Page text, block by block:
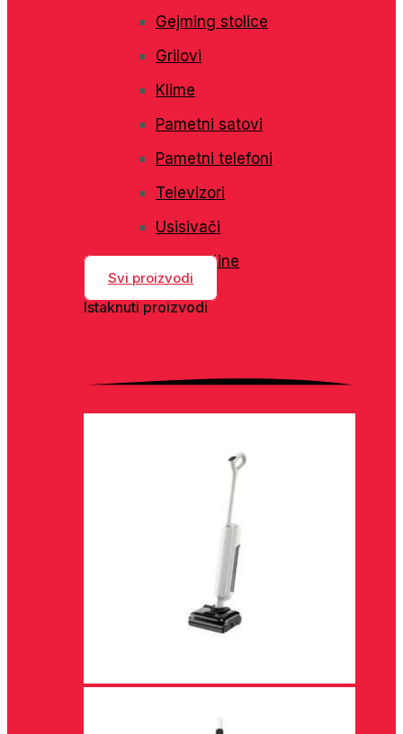
Gejming stolice
Grilovi
Klime
Pametni satovi
Pametni telefoni
Televizori
Usisivači
Veš mašine
Svi proizvodi
Istaknuti proizvodi